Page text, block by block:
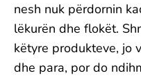
nesh nuk përdornin
lëkurën dhe flokët.
këtyre produkteve, jo
dhe para, por do